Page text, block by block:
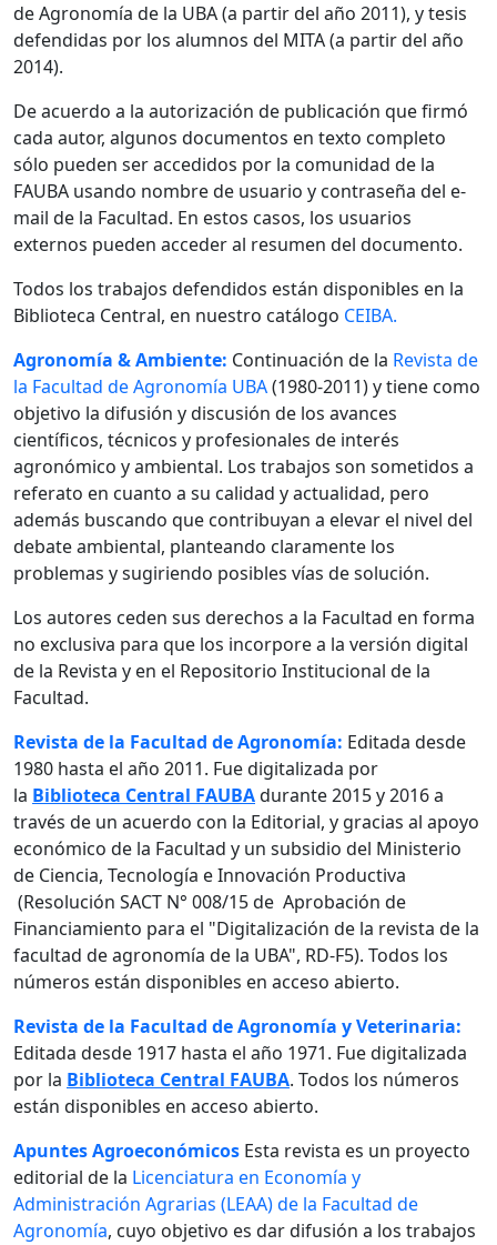
de Agronomía de la UBA (a partir del año 2011), y tesis
defendidas por los alumnos del MITA (a partir del año
2014).
De acuerdo a la autorización de publicación que firmó
cada autor, algunos documentos en texto completo
sólo pueden ser accedidos por la comunidad de la
FAUBA usando nombre de usuario y contraseña del e-
mail de la Facultad. En estos casos, los usuarios
externos pueden acceder al resumen del documento.
Todos los trabajos defendidos están disponibles en la
Biblioteca Central, en nuestro catálogo CEIBA.
Agronomía & Ambiente: Continuación de la Revista de
la Facultad de Agronomía UBA(1980-2011) y tiene como
objetivo la difusión y discusión de los avances
científicos, técnicos y profesionales de interés
agronómico y ambiental. Los trabajos son sometidos a
referato en cuanto a su calidad y actualidad, pero
además buscando que contribuyan a elevar el nivel del
debate ambiental, planteando claramente los
problemas y sugiriendo posibles vías de solución.
Los autores ceden sus derechos a la Facultad en forma
no exclusiva para que los incorpore a la versión digital
de la Revista y en el Repositorio Institucional de la
Facultad.
Revista de la Facultad de Agronomía: Editada desde
1980 hasta el año 2011. Fue digitalizada por
la Biblioteca Central FAUBAdurante 2015 y 2016 a
través de un acuerdo con la Editorial, y gracias al apoyo
económico de la Facultad y un subsidio del Ministerio
de Ciencia, Tecnología e Innovación Productiva
(Resolución SACT N° 008/15 de Aprobación de
Financiamiento para el "Digitalización de la revista de la
facultad de agronomía de la UBA", RD-F5). Todos los
números están disponibles en acceso abierto.
Revista de la Facultad de Agronomía y Veterinaria:
Editada desde 1917 hasta el año 1971. Fue digitalizada
por la Biblioteca Central FAUBA. Todos los números
están disponibles en acceso abierto.
Apuntes Agroeconómicos Esta revista es un proyecto
editorial de la Licenciatura en Economía y
Administración Agrarias (LEAA) de la Facultad de
Agronomía, cuyo objetivo es dar difusión a los trabajos